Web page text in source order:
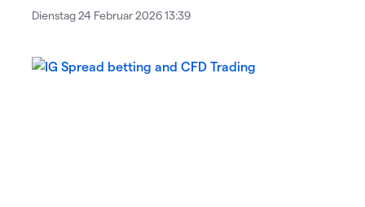
Dienstag 24 Februar 2026 13:39